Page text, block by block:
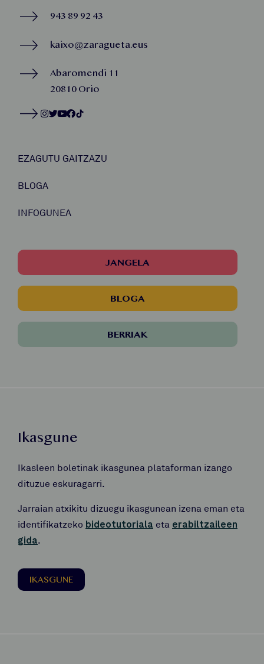
943 89 92 43
kaixo@zaragueta.eus
Abaromendi 11
20810 Orio
EZAGUTU GAITZAZU
BLOGA
INFOGUNEA
JANGELA
BLOGA
BERRIAK
Ikasgune
Ikasleen boletinak ikasgunea plataforman izango
dituzue eskuragarri.
Jarraian atxikitu dizuegu ikasgunean izena eman eta
identifikatzeko bideotutoriala eta erabiltzaileen
gida.
IKASGUNE